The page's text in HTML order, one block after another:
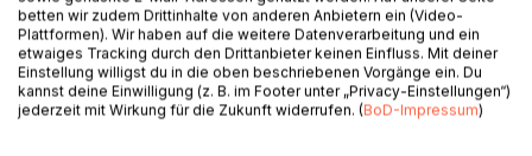
BESCHREIBUNG
Die wichtigsten Dinge für ein gesundes Leben - und damit
für ein wirklich glückliches und erfolgreiches Leben - sind
betten wir zudem Drittinhalte von anderen Anbietern ein (Video-
Plattformen). Wir haben auf die weitere Datenverarbeitung und ein
etwaiges Tracking durch den Drittanbieter keinen Einfluss. Mit deiner
Einstellung willigst du in die oben beschriebenen Vorgänge ein. Du
kannst deine Einwilligung (z. B. im Footer unter „Privacy-Einstellungen“)
jederzeit mit Wirkung für die Zukunft widerrufen. (BoD-Impressum)